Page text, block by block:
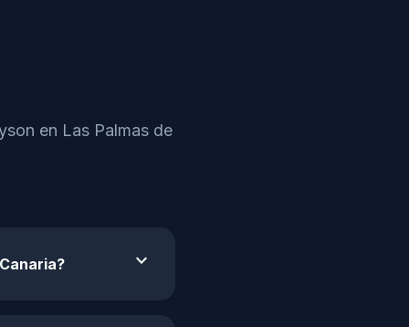
en Las Palmas de
expand_more